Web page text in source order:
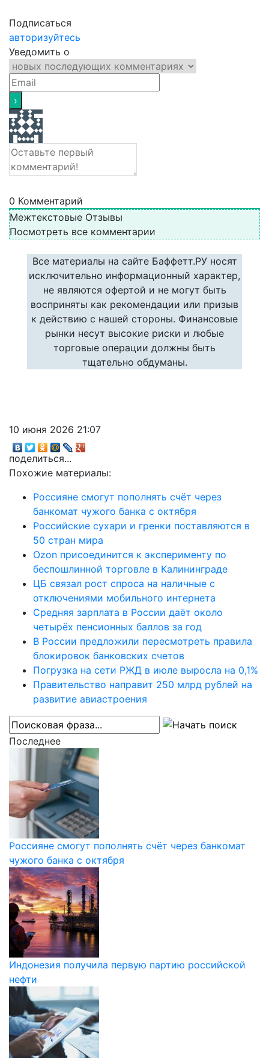
Подписаться
авторизуйтесь
Уведомить о
0 Комментарий
Межтекстовые Отзывы
Посмотреть все комментарии
Все материалы на сайте Баффетт.РУ носят
исключительно информационный характер,
не являются офертой и не могут быть
восприняты как рекомендации или призыв
к действию с нашей стороны. Финансовые
рынки несут высокие риски и любые
торговые операции должны быть
тщательно обдуманы.
10 июня 2026 21:07
поделиться...
Похожие материалы:
Россияне смогут пополнять счёт через
банкомат чужого банка с октября
Российские сухари и гренки поставляются в
50 стран мира
Ozon присоединится к эксперименту по
беспошлинной торговле в Калининграде
ЦБ связал рост спроса на наличные с
отключениями мобильного интернета
Средняя зарплата в России даёт около
четырёх пенсионных баллов за год
В России предложили пересмотреть правила
блокировок банковских счетов
Погрузка на сети РЖД в июле выросла на 0,1%
Правительство направит 250 млрд рублей на
развитие авиастроения
Последнее
Россияне смогут пополнять счёт через банкомат
чужого банка с октября
Индонезия получила первую партию российской
нефти